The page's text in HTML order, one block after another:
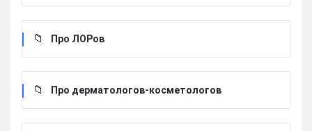
Про ЛОРов
Про дерматологов-косметологов